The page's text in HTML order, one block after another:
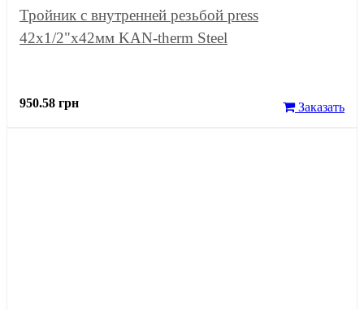
Тройник с внутренней резьбой press
42x1/2"x42мм KAN-therm Steel
950.58 грн Заказать